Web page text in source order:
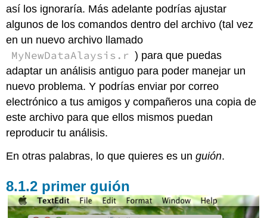
así los ignoraría. Más adelante podrías ajustar
algunos de los comandos dentro del archivo (tal vez
en un nuevo archivo llamado
MyNewDataAlaysis.r ) para que puedas
adaptar un análisis antiguo para poder manejar un
nuevo problema. Y podrías enviar por correo
electrónico a tus amigos y compañeros una copia de
este archivo para que ellos mismos puedan
reproducir tu análisis.
En otras palabras, lo que quieres es unguión.
primer guión